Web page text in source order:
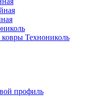
Технониколь
профиль